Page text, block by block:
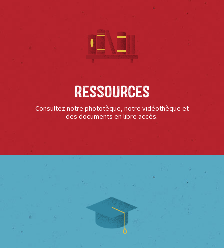
Ressources
Consultez notre phototèque, notre vidéothèque et
des documents en libre accès.